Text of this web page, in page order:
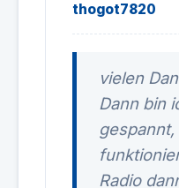
thogot7820
vielen
Dann bin
Radio